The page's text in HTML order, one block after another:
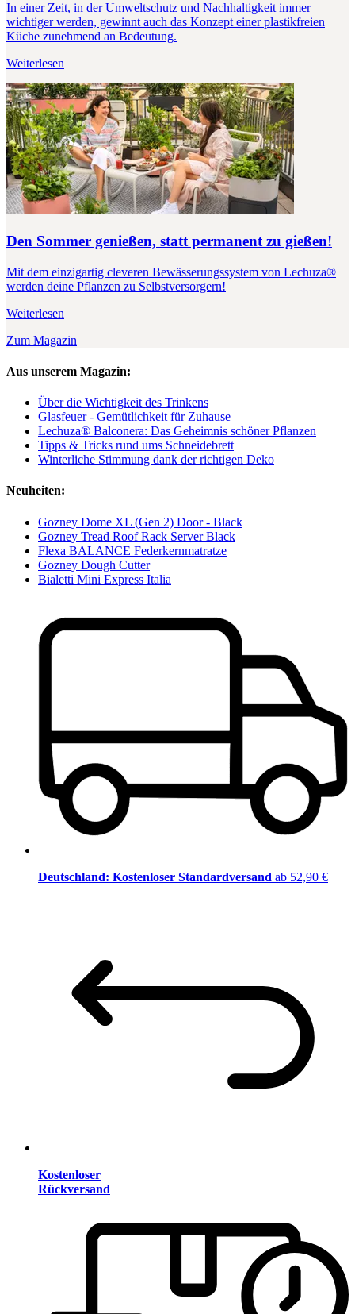
In einer Zeit, in der Umweltschutz und Nachhaltigkeit immer
wichtiger werden, gewinnt auch das Konzept einer plastikfreien
Küche zunehmend an Bedeutung.
Weiterlesen
Den Sommer genießen, statt permanent zu gießen!
Mit dem einzigartig cleveren Bewässerungssystem von Lechuza®
werden deine Pflanzen zu Selbstversorgern!
Weiterlesen
Zum Magazin
Aus unserem Magazin:
Über die Wichtigkeit des Trinkens
Glasfeuer - Gemütlichkeit für Zuhause
Lechuza® Balconera: Das Geheimnis schöner Pflanzen
Tipps & Tricks rund ums Schneidebrett
Winterliche Stimmung dank der richtigen Deko
Neuheiten:
Gozney Dome XL (Gen 2) Door - Black
Gozney Tread Roof Rack Server Black
Flexa BALANCE Federkernmatratze
Gozney Dough Cutter
Bialetti Mini Express Italia
Deutschland: Kostenloser Standardversand ab 52,90 €
Kostenloser
Rückversand